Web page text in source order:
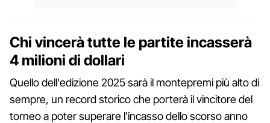
Chi vincerà tutte le partite incasserà
4 milioni di dollari
Quello dell'edizione 2025 sarà il montepremi più alto di
sempre, un record storico che porterà il vincitore del
torneo a poter superare l'incasso dello scorso anno